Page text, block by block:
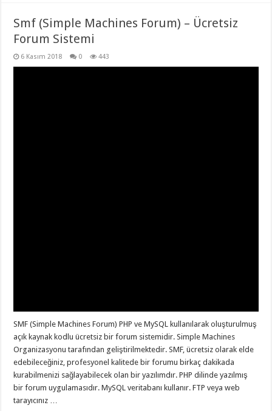
Smf (Simple Machines Forum) – Ücretsiz
Forum Sistemi
6 Kasım 2018 0 443
SMF (Simple Machines Forum) PHP ve MySQL kullanılarak oluşturulmuş
açık kaynak kodlu ücretsiz bir forum sistemidir. Simple Machines
Organizasyonu tarafından geliştirilmektedir. SMF, ücretsiz olarak elde
edebileceğiniz, profesyonel kalitede bir forumu birkaç dakikada
kurabilmenizi sağlayabilecek olan bir yazılımdır. PHP dilinde yazılmış
bir forum uygulamasıdır. MySQL veritabanı kullanır. FTP veya web
tarayıcınız …